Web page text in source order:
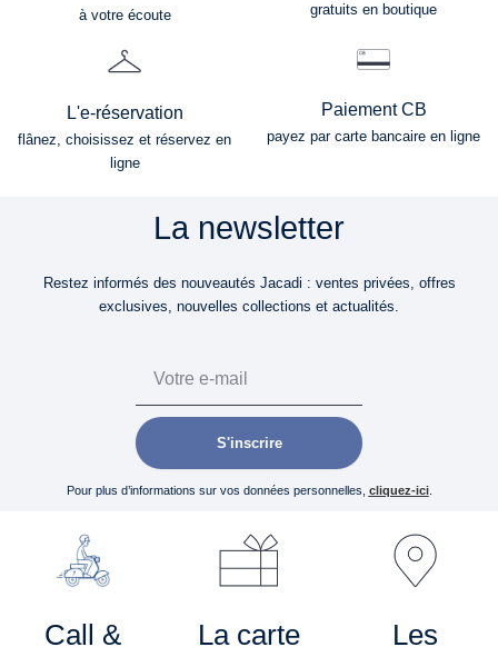
à votre écoute gratuits en boutique
L'e-réservation
flânez, choisissez et réservez en
ligne
Paiement CB
payez par carte bancaire en ligne
La newsletter
Restez informés des nouveautés Jacadi : ventes privées, offres
exclusives, nouvelles collections et actualités.
S'inscrire
Pour plus d’informations sur vos données personnelles, cliquez-ici.
Call &
La carte
Les